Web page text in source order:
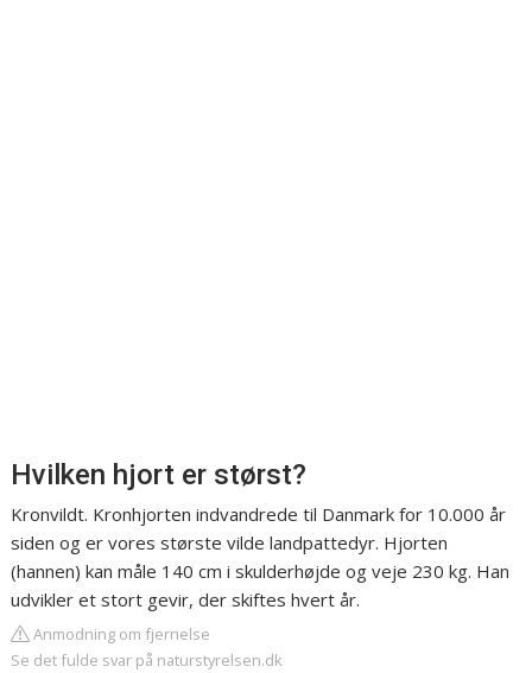
Hvilken hjort er størst?
Kronvildt. Kronhjorten indvandrede til Danmark for 10.000 år
siden og er vores største vilde landpattedyr. Hjorten
(hannen) kan måle 140 cm i skulderhøjde og veje 230 kg. Han
udvikler et stort gevir, der skiftes hvert år.
Anmodning om fjernelse
Se det fulde svar på naturstyrelsen.dk